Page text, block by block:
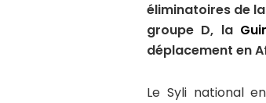
éliminatoires de
groupe D, la
déplacement en
Le Syli national